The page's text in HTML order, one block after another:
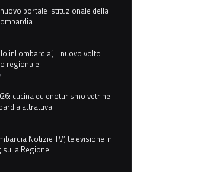
portale istituzionale della
inLombardia’, il nuovo volto
regionale
cucina ed enoturismo vetrine
attrattiva
Notizie TV’, televisione in
Regione